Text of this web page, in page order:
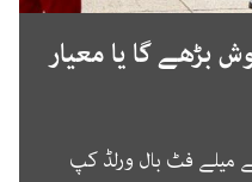
بڑھے گا یا معیار
فٹ بال ورلڈ کپ